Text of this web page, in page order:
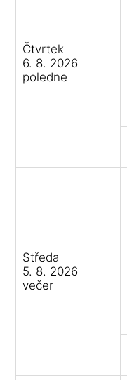
Čtvrtek
6. 8. 2026
poledne
Středa
5. 8. 2026
večer